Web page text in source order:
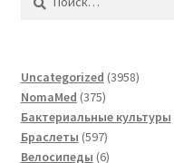
Uncategorized 39583958
NomaMed 375375
товаров
Бактериальные культуры
Браслеты 597597
товаров
Велосипеды 66